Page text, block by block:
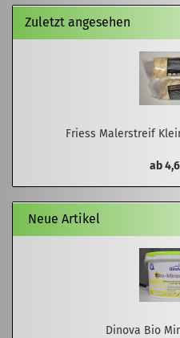
Zuletzt angesehen
Friess Malerstreif
ab
Neue Artikel
Dinova Bio